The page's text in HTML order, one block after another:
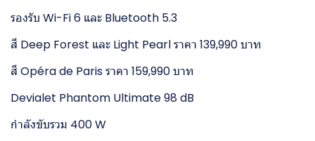
รองรับ Wi-Fi 6 และ Bluetooth 5.3
สี Deep Forest และ Light Pearl ราคา 139,990 บาท
สี Opéra de Paris ราคา 159,990 บาท
Devialet Phantom Ultimate 98 dB
กำลังขับรวม 400 W